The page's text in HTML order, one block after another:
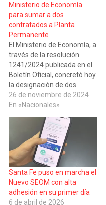
Ministerio de Economía
para sumar a dos
contratados a Planta
Permanente
El Ministerio de Economía, a
través de la resolución
1241/2024 publicada en el
Boletín Oficial, concretó hoy
la designación de dos
agentes a la planta
permanente bajo
el Régimen de Valoración
por Evaluación y Mérito, una
herramienta destinada a
fortalecer el desarrollo
profesional dentro de la
administración pública. Se
trata de Silvia…
26 de noviembre de 2024
En «Nacionales»
Santa Fe puso en marcha el
Nuevo SEOM con alta
adhesión en su primer día
6 de abril de 2026